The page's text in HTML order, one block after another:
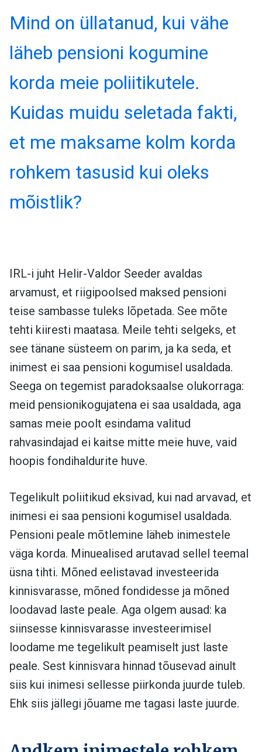
Mind on üllatanud, kui vähe
läheb pensioni kogumine
korda meie poliitikutele.
Kuidas muidu seletada fakti,
et me maksame kolm korda
rohkem tasusid kui oleks
mõistlik?
IRL-i juht Helir-Valdor Seeder avaldas
arvamust, et riigipoolsed maksed pensioni
teise sambasse tuleks lõpetada. See mõte
tehti kiiresti maatasa. Meile tehti selgeks, et
see tänane süsteem on parim, ja ka seda, et
inimest ei saa pensioni kogumisel usaldada.
Seega on tegemist paradoksaalse olukorraga:
meid pensionikogujatena ei saa usaldada, aga
samas meie poolt esindama valitud
rahvasindajad ei kaitse mitte meie huve, vaid
hoopis fondihaldurite huve.
Tegelikult poliitikud eksivad, kui nad arvavad, et
inimesi ei saa pensioni kogumisel usaldada.
Pensioni peale mõtlemine läheb inimestele
väga korda. Minuealised arutavad sellel teemal
üsna tihti. Mõned eelistavad investeerida
kinnisvarasse, mõned fondidesse ja mõned
loodavad laste peale. Aga olgem ausad: ka
siinsesse kinnisvarasse investeerimisel
loodame me tegelikult peamiselt just laste
peale. Sest kinnisvara hinnad tõusevad ainult
siis kui inimesi sellesse piirkonda juurde tuleb.
Ehk siis jällegi jõuame me tagasi laste juurde.